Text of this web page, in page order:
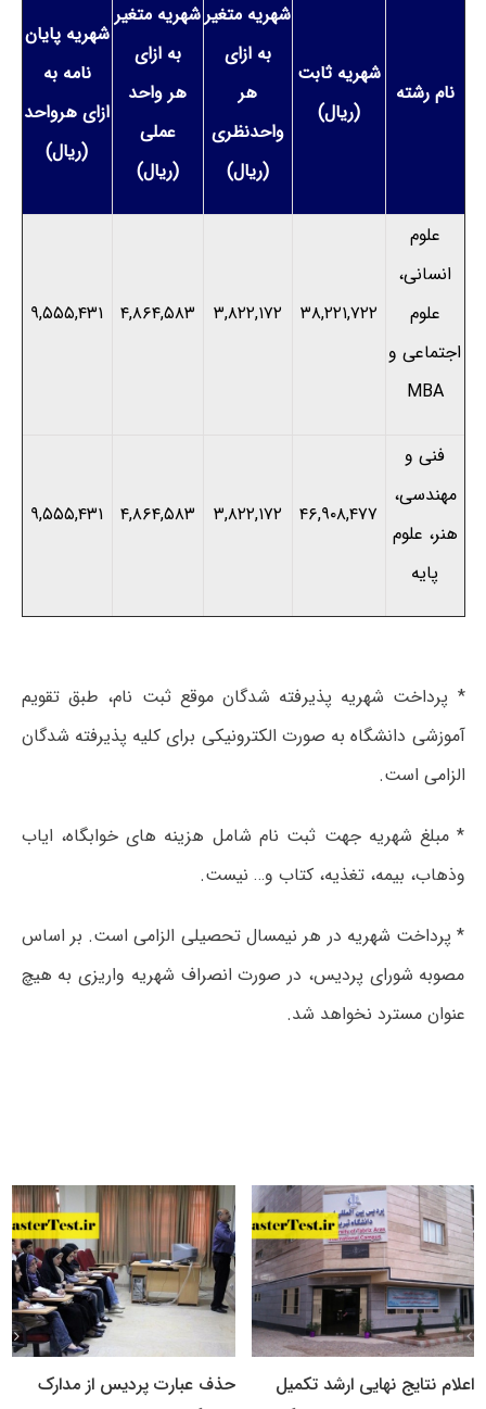
نام رشته
شهریه ثابت
(ریال)
شهریه متغیر
به ازای
هر
واحدنظری
(ریال)
شهریه متغیر
به ازای
هر واحد
عملی
(ریال)
شهریه پایان
نامه به
ازای هرواحد
(ریال)
علوم
انسانی،
علوم
اجتماعی و
MBA
۳۸,۲۲۱,۷۲۲ ۳,۸۲۲,۱۷۲ ۴,۸۶۴,۵۸۳ ۹,۵۵۵,۴۳۱
فنی و
مهندسی،
هنر، علوم
پایه
۴۶,۹۰۸,۴۷۷ ۳,۸۲۲,۱۷۲ ۴,۸۶۴,۵۸۳ ۹,۵۵۵,۴۳۱
* پرداخت شهریه پذیرفته شدگان موقع ثبت نام، طبق تقویم
آموزشی دانشگاه به صورت الکترونیکی برای کلیه پذیرفته شدگان
الزامی است.
* مبلغ شهریه جهت ثبت نام شامل هزینه های خوابگاه، ایاب
وذهاب، بیمه، تغذیه، کتاب و… نیست.
* پرداخت شهریه در هر نیمسال تحصیلی الزامی است. بر اساس
مصوبه شورای پردیس، در صورت انصراف شهریه واریزی به هیچ
عنوان مسترد نخواهد شد.
اعلام نتایج نهایی ارشد تکمیل
حذف عبارت پردیس از مدارک